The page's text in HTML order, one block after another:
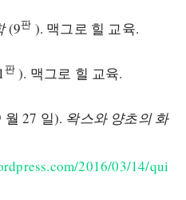
(9판 ). 맥그로 힐 교육.
판 ). 맥그로 힐 교육.
월 27 일). 왁스와 양초의 화
2016/03/14/qui